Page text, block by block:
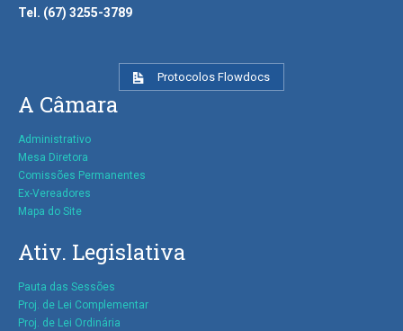
Tel. (67) 3255-3789
Protocolos Flowdocs
A Câmara
Administrativo
Mesa Diretora
Comissões Permanentes
Ex-Vereadores
Mapa do Site
Ativ. Legislativa
Pauta das Sessões
Proj. de Lei Complementar
Proj. de Lei Ordinária